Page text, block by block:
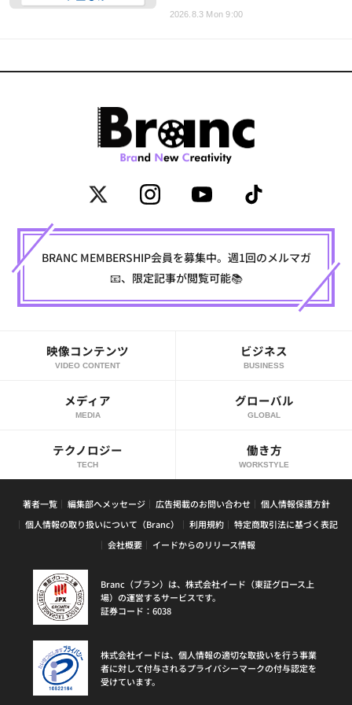
2026.8.3 Mon 9:00
BRANC MEMBERSHIP会員を募集中。週1回のメルマガ
📧、限定記事が閲覧可能📚
映像コンテンツ
VIDEO CONTENT
ビジネス
BUSINESS
メディア
MEDIA
グローバル
GLOBAL
テクノロジー
TECH
働き方
WORKSTYLE
著者一覧 編集部へメッセージ 広告掲載のお問い合わせ
個人情報保護方針
個人情報の取り扱いについて（Branc）
利用規約
特定商取引法に基づく表記
会社概要
イードからのリリース情報
Branc（ブラン）は、株式会社イード（東証グロース上
場）の運営するサービスです。
証券コード：6038
株式会社イードは、個人情報の適切な取扱いを行う事業
者に対して付与されるプライバシーマークの付与認定を
受けています。